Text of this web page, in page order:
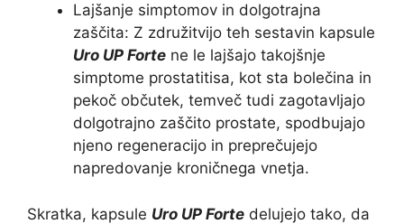
Lajšanje simptomov in dolgotrajna
zaščita: Z združitvijo teh sestavin kapsule
Uro UP Forte ne le lajšajo takojšnje
simptome prostatitisa, kot sta bolečina in
pekoč občutek, temveč tudi zagotavljajo
dolgotrajno zaščito prostate, spodbujajo
njeno regeneracijo in preprečujejo
napredovanje kroničnega vnetja.
Skratka, kapsule Uro UP Forte delujejo tako, da